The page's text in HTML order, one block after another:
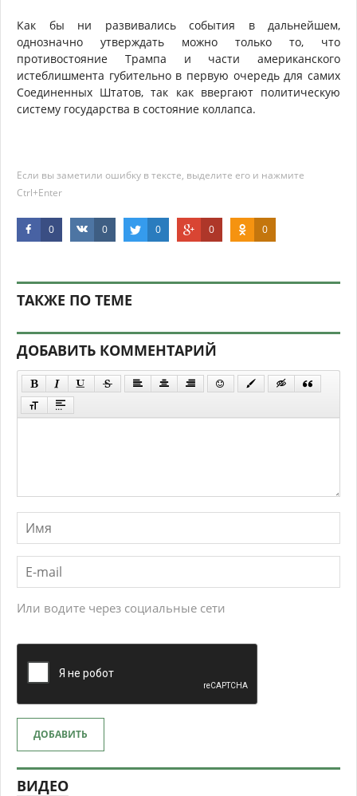
Как бы ни развивались события в дальнейшем,
однозначно утверждать можно только то, что
противостояние Трампа и части американского
истеблишмента губительно в первую очередь для самих
Соединенных Штатов, так как ввергают политическую
систему государства в состояние коллапса.
Если вы заметили ошибку в тексте, выделите его и нажмите
Ctrl+Enter
0 0 0 0 0
ТАКЖЕ ПО ТЕМЕ
ДОБАВИТЬ КОММЕНТАРИЙ
Или водите через социальные сети
ДОБАВИТЬ
ВИДЕО